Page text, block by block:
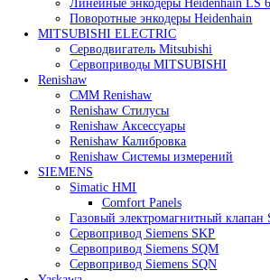
Линейные энкодеры
Линейные энкодеры
Линейные энкодеры
Линейные энкодеры
Поворотные энкодеры
MITSUBISHI ELECTRIC
Серводвигатель Mitsubishi
Сервоприводы MITSUBISHI
Renishaw
CMM Renishaw
Renishaw Cтилусы
Renishaw Аксессуары
Renishaw Калибровка
Renishaw Системы измерений
SIEMENS
Simatic HMI